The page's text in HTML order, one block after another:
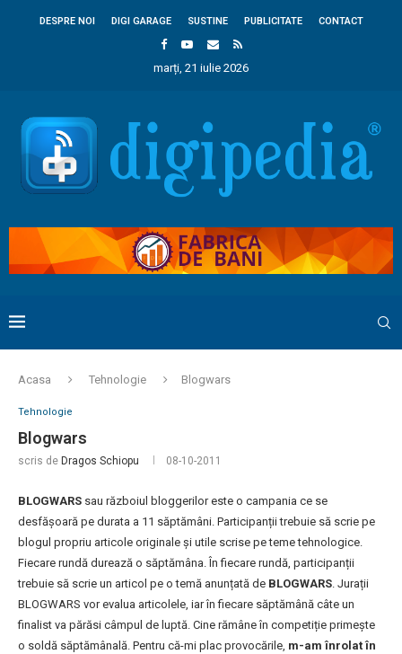
DESPRE NOI DIGI GARAGE SUSTINE PUBLICITATE CONTACT
marți, 21 iulie 2026
Acasa Tehnologie Blogwars
Tehnologie
Blogwars
scris de Dragos Schiopu 08-10-2011
BLOGWARS sau războiul bloggerilor este o campania ce se
desfășoară pe durata a 11 săptămâni. Participanții trebuie să scrie pe
blogul propriu articole originale și utile scrise pe teme tehnologice.
Fiecare rundă durează o săptămâna. În fiecare rundă, participanții
trebuie să scrie un articol pe o temă anunțată de BLOGWARS. Jurații
BLOGWARS vor evalua articolele, iar în fiecare săptămână câte un
finalist va părăsi câmpul de luptă. Cine rămâne în competiție primește
o soldă săptămânală. Pentru că-mi plac provocările, m-am înrolat în